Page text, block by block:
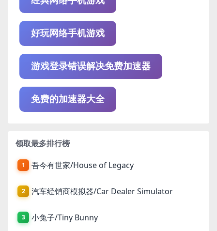
好玩网络手机游戏
游戏登录错误解决免费加速器
免费的加速器大全
领取最多排行榜
1 吾今有世家/House of Legacy
2 汽车经销商模拟器/Car Dealer Simulator
3 小兔子/Tiny Bunny